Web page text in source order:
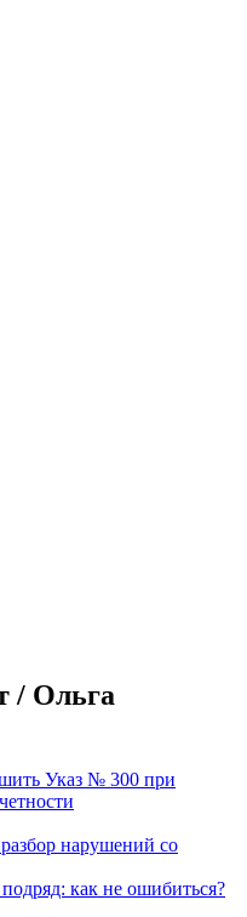
/ Ольга
Указ № 300 при
нарушений со
как не ошибиться?